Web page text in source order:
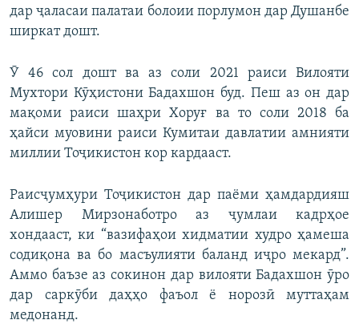
дар ҷаласаи палатаи болоии порлумон дар Душанбе
ширкат дошт.
Ӯ 46 сол дошт ва аз соли 2021 раиси Вилояти
Мухтори Кӯҳистони Бадахшон буд. Пеш аз он дар
мақоми раиси шаҳри Хоруғ ва то соли 2018 ба
ҳайси муовини раиси Кумитаи давлатии амнияти
миллии Тоҷикистон кор кардааст.
Раисҷумҳури Тоҷикистон дар паёми ҳамдардияш
Алишер Мирзонаботро аз ҷумлаи кадрҳое
хондааст, ки “вазифаҳои хидматии худро ҳамеша
содиқона ва бо масъулияти баланд иҷро мекард”.
Аммо баъзе аз сокинон дар вилояти Бадахшон ӯро
дар саркӯби даҳҳо фаъол ё норозӣ муттаҳам
медонанд.